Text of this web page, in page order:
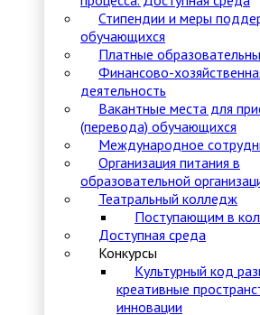
Стипендии и меры
обучающихся
Платные
Финансово-
деятельность
Вакантные места для
(перевода) обучающихся
Международное
Организация питания в
образовательной
Театральный колледж
Поступающим в
Доступная среда
Конкурсы
Культурный код
креативные
инновации